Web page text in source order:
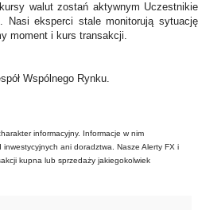
walut zostań aktywnym
Nasi eksperci stale monitorują
moment i kurs transakcji.
Wspólnego Rynku.
informacyjny. Informacje w nim
ani doradztwa. Nasze Alerty FX i
kupna lub sprzedaży jakiegokolwiek